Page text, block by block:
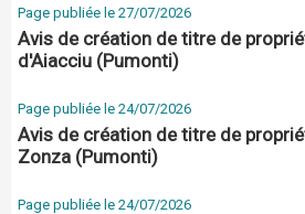
Page publiée le 27/07/2026
Avis de création de titre de
d'Aiacciu (Pumonti)
Page publiée le 24/07/2026
Avis de création de titre de
Zonza (Pumonti)
Page publiée le 24/07/2026